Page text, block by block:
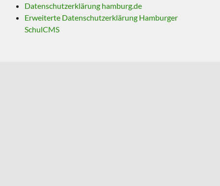
Datenschutzerklärung hamburg.de
Erweiterte Datenschutzerklärung Hamburger
SchulCMS